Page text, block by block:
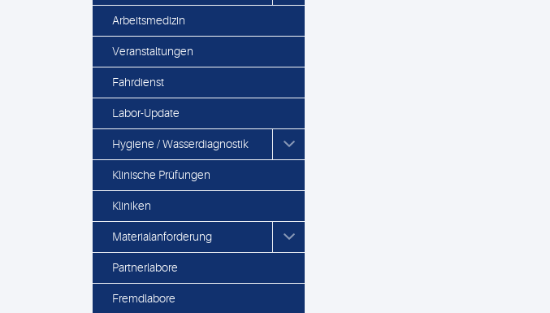
Arbeitsmedizin
Veranstaltungen
Fahrdienst
Labor-Update
Hygiene / Wasserdiagnostik
Klinische Prüfungen
Kliniken
Materialanforderung
Partnerlabore
Fremdlabore